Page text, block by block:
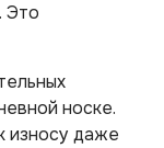
Это
носке.
износу даже